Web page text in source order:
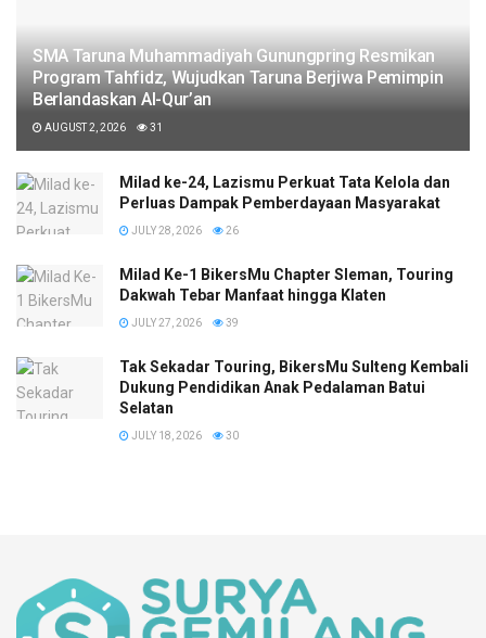
SMA Taruna Muhammadiyah Gunungpring Resmikan
Program Tahfidz, Wujudkan Taruna Berjiwa Pemimpin
Berlandaskan Al-Qur’an
AUGUST 2, 2026 31
Milad ke-24, Lazismu Perkuat Tata Kelola dan
Perluas Dampak Pemberdayaan Masyarakat
JULY 28, 2026 26
Milad Ke-1 BikersMu Chapter Sleman, Touring
Dakwah Tebar Manfaat hingga Klaten
JULY 27, 2026 39
Tak Sekadar Touring, BikersMu Sulteng Kembali
Dukung Pendidikan Anak Pedalaman Batui
Selatan
JULY 18, 2026 30